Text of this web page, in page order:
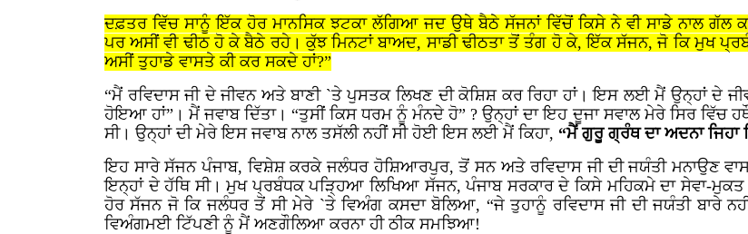
ਦਫ਼ਤਰ ਵਿੱਚ ਸਾਨੂੰ ਇੱਕ ਹੋਰ ਮਾਨਸਿਕ ਝਟਕਾ ਲੱਗਿਆ ਜਦ ਉਥੇ ਬੈਠੇ ਸੱਜਨਾਂ ਵਿੱਚੋਂ ਕਿਸੇ ਨੇ ਵੀ ਸਾਡੇ ਨਾਲ ਗੱਲ
ਪਰ ਅਸੀਂ ਵੀ ਢੀਠ ਹੋ ਕੇ ਬੈਠੇ ਰਹੇ। ਕੁੱਝ ਮਿਨਟਾਂ ਬਾਅਦ, ਸਾਡੀ ਢੀਠਤਾ ਤੋਂ ਤੰਗ ਹੋ ਕੇ, ਇੱਕ ਸੱਜਨ, ਜੋ ਕਿ ਮੁਖ
ਅਸੀਂ ਤੁਹਾਡੇ ਵਾਸਤੇ ਕੀ ਕਰ ਸਕਦੇ ਹਾਂ?”
“ਮੈਂ ਰਵਿਦਾਸ ਜੀ ਦੇ ਜੀਵਨ ਅਤੇ ਬਾਣੀ `ਤੇ ਪੁਸਤਕ ਲਿਖਣ ਦੀ ਕੋਸ਼ਿਸ਼ ਕਰ ਰਿਹਾ ਹਾਂ। ਇਸ ਲਈ ਮੈਂ ਉਨ੍ਹਾਂ ਦੇ
ਹੋਇਆ ਹਾਂ”। ਮੈਂ ਜਵਾਬ ਦਿੱਤਾ। “ਤੁਸੀਂ ਕਿਸ ਧਰਮ ਨੂੰ ਮੰਨਦੇ ਹੋ” ? ਉਨ੍ਹਾਂ ਦਾ ਇਹ ਦੂਜਾ ਸਵਾਲ ਮੇਰੇ ਸਿਰ ਵਿੱਚ
ਸੀ। ਉਨ੍ਹਾਂ ਦੀ ਮੇਰੇ ਇਸ ਜਵਾਬ ਨਾਲ ਤਸੱਲੀ ਨਹੀਂ ਸੀ ਹੋਈ ਇਸ ਲਈ ਮੈਂ ਕਿਹਾ, “ਮੈਂ ਗੁਰੂ ਗ੍ਰੰਥ ਦਾ ਅਦਨਾ ਜਿਹਾ
ਇਹ ਸਾਰੇ ਸੱਜਨ ਪੰਜਾਬ, ਵਿਸ਼ੇਸ਼ ਕਰਕੇ ਜਲੰਧਰ ਹੋਸ਼ਿਆਰਪੁਰ, ਤੋਂ ਸਨ ਅਤੇ ਰਵਿਦਾਸ ਜੀ ਦੀ ਜਯੰਤੀ ਮਨਾਉਣ
ਇਨ੍ਹਾਂ ਦੇ ਹੱਥਿ ਸੀ। ਮੁਖ ਪ੍ਰਬੰਧਕ ਪੜ੍ਹਿਆ ਲਿਖਿਆ ਸੱਜਨ, ਪੰਜਾਬ ਸਰਕਾਰ ਦੇ ਕਿਸੇ ਮਹਿਕਮੇ ਦਾ ਸੇਵਾ-
ਹੋਰ ਸੱਜਨ ਜੋ ਕਿ ਜਲੰਧਰ ਤੋਂ ਸੀ ਮੇਰੇ `ਤੇ ਵਿਅੰਗ ਕਸਦਾ ਬੋਲਿਆ, “ਜੇ ਤੁਹਾਨੂੰ ਰਵਿਦਾਸ ਜੀ ਦੀ ਜਯੰਤੀ ਬਾਰੇ
ਵਿਅੰਗਮਈ ਟਿੱਪਣੀ ਨੂੰ ਮੈਂ ਅਣਗੌਲਿਆ ਕਰਨਾ ਹੀ ਠੀਕ ਸਮਝਿਆ!